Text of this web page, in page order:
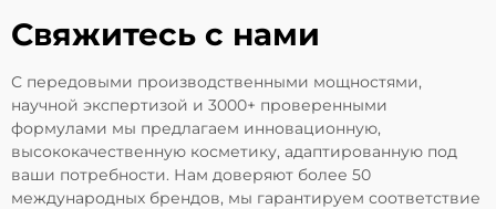
Свяжитесь с нами
С передовыми производственными мощностями,
научной экспертизой и 3000+ проверенными
формулами мы предлагаем инновационную,
высококачественную косметику, адаптированную под
ваши потребности. Нам доверяют более 50
международных брендов, мы гарантируем соответствие